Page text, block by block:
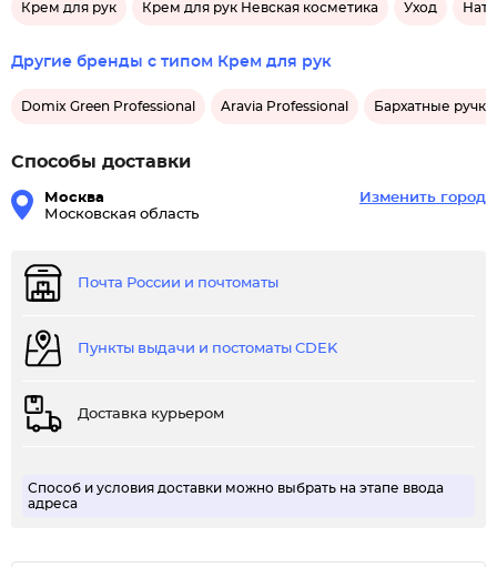
Крем для рук Крем для рук Невская косметика Уход
Другие бренды с типом Крем для рук
Domix Green Professional Aravia Professional Бархатные ручки
Способы доставки
Москва
Московская область
Изменить город
Почта России и почтоматы
Пункты выдачи и постоматы CDEK
Доставка курьером
Способ и условия доставки можно выбрать на этапе ввода
адреса